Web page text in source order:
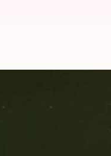
जमीन